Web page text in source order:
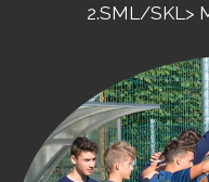
2.SML/SKL>